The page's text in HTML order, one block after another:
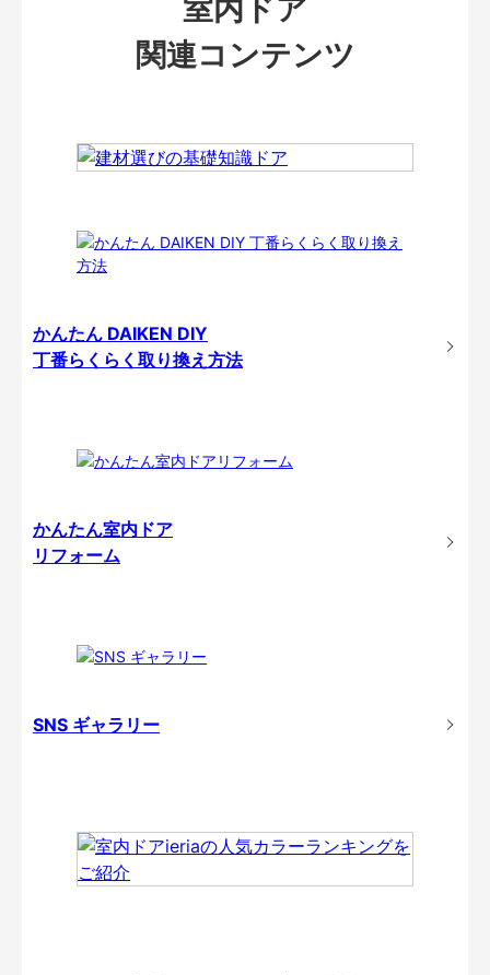
室内ドア
関連コンテンツ
かんたん DAIKEN DIY
丁番らくらく取り換え方法
かんたん室内ドア
リフォーム
SNS ギャラリー